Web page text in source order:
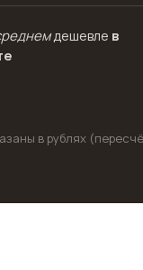
дешевле в
в рублях